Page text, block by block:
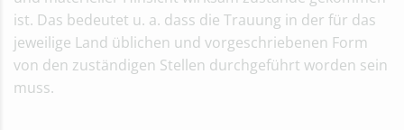
ist. Das bedeutet u. a. dass die Trauung in der für das
jeweilige Land üblichen und vorgeschriebenen Form
von den zuständigen Stellen durchgeführt worden sein
muss.